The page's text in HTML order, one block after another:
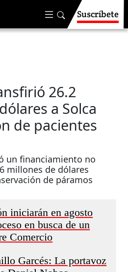
Suscríbete
26.2
a Solca
de pacientes
un financiamiento no
millones de dólares
de páramos
iniciarán en agosto
en busca de un
Comercio
Garcés: La portavoz